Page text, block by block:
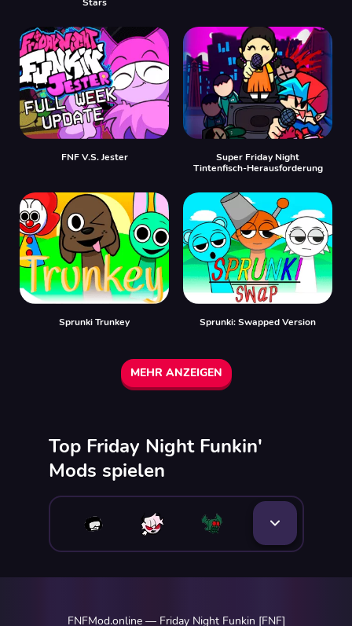
FNF V.S. Jester
Super Friday Night
Tintenfisch-Herausforderung
Sprunki Trunkey Sprunki: Swapped Version
MEHR ANZEIGEN
Top Friday Night Funkin'
Mods spielen
FNFMod.online — Friday Night Funkin [FNF]